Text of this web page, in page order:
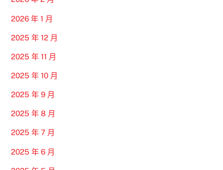
2026 年 1 月
2025 年 12 月
2025 年 11 月
2025 年 10 月
2025 年 9 月
2025 年 8 月
2025 年 7 月
2025 年 6 月